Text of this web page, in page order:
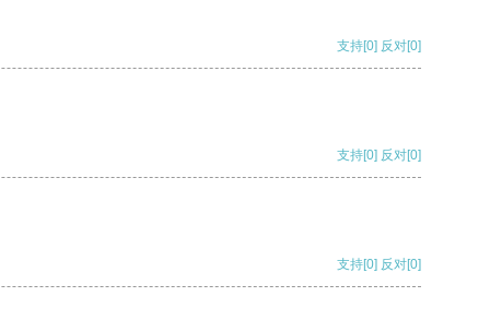
支持[0] 反对[0]
支持[0] 反对[0]
支持[0] 反对[0]